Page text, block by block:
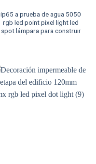
ip65 a prueba de agua 5050
rgb led point pixel light led
spot lámpara para construir